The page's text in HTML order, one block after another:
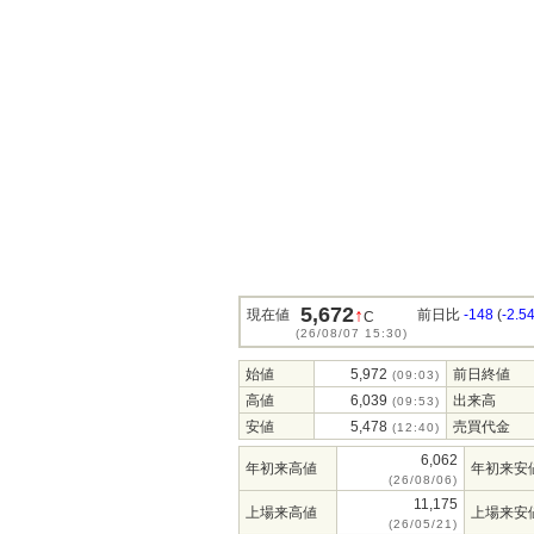
現在値 5,672↑C
(26/08/07 15:30)
前日比 -148 (-
始値 5,972 (09:03)
前日終値
高値
6,039 (09:53)
出来高
安値
5,478 (12:40) 売買代金
年初来高値 6,062
(26/08/06)
年初来安
上場来高値 11,175
(26/05/21)
上場来安